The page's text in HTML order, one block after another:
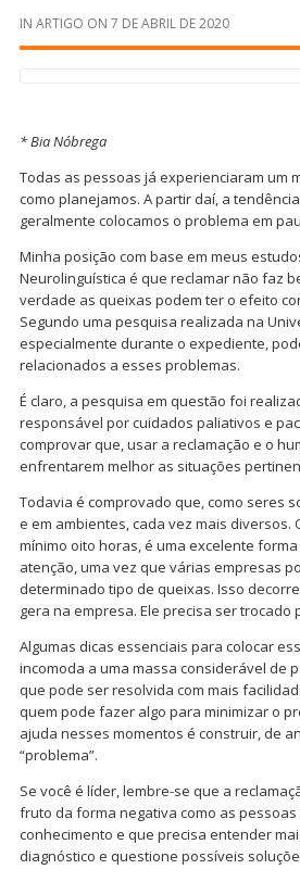
IN ARTIGO ON 7 DE ABRIL DE 2020
* Bia Nóbrega
Todas as pessoas já experienciaram um
como planejamos. A partir daí, a
geralmente colocamos o problema em
Minha posição com base em meus
Neurolinguística é que reclamar não faz
verdade as queixas podem ter o efeito
Segundo uma pesquisa realizada na
especialmente durante o expediente,
relacionados a esses problemas.
É claro, a pesquisa em questão foi
responsável por cuidados paliativos e
comprovar que, usar a reclamação e o
enfrentarem melhor as situações
Todavia é comprovado que, como seres
e em ambientes, cada vez mais
mínimo oito horas, é uma excelente
atenção, uma vez que várias empresas
determinado tipo de queixas. Isso
gera na empresa. Ele precisa ser
Algumas dicas essenciais para colocar
incomoda a uma massa considerável de
que pode ser resolvida com mais
quem pode fazer algo para minimizar o
ajuda nesses momentos é construir, de
“problema”.
Se você é líder, lembre-se que a
fruto da forma negativa como as
conhecimento e que precisa entender
diagnóstico e questione possíveis